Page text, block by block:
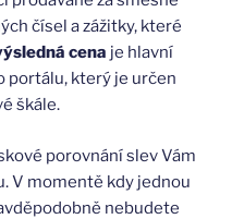
čísel a zážitky, které
cena je hlavní
portálu, který je určen
škále.
porovnání slev Vám
V momentě kdy jednou
nebudete